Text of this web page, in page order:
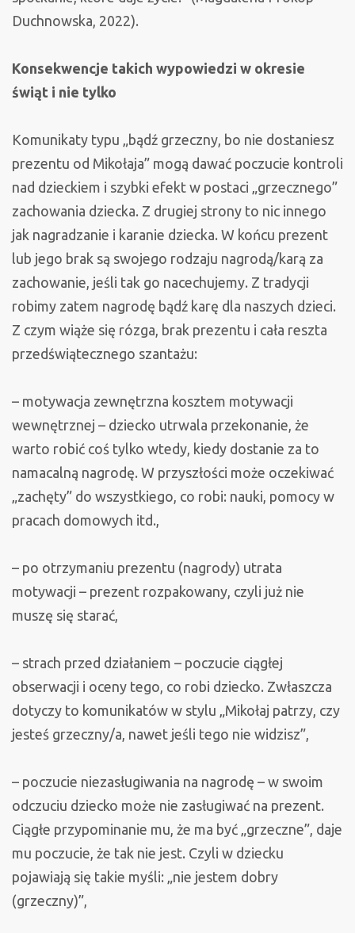
Duchnowska, 2022).
Konsekwencje takich wypowiedzi w okresie
świąt i nie tylko
Komunikaty typu „bądź grzeczny, bo nie dostaniesz
prezentu od Mikołaja” mogą dawać poczucie kontroli
nad dzieckiem i szybki efekt w postaci „grzecznego”
zachowania dziecka. Z drugiej strony to nic innego
jak nagradzanie i karanie dziecka. W końcu prezent
lub jego brak są swojego rodzaju nagrodą/karą za
zachowanie, jeśli tak go nacechujemy. Z tradycji
robimy zatem nagrodę bądź karę dla naszych dzieci.
Z czym wiąże się rózga, brak prezentu i cała reszta
przedświątecznego szantażu:
– motywacja zewnętrzna kosztem motywacji
wewnętrznej – dziecko utrwala przekonanie, że
warto robić coś tylko wtedy, kiedy dostanie za to
namacalną nagrodę. W przyszłości może oczekiwać
„zachęty” do wszystkiego, co robi: nauki, pomocy w
pracach domowych itd.,
– po otrzymaniu prezentu (nagrody) utrata
motywacji – prezent rozpakowany, czyli już nie
muszę się starać,
– strach przed działaniem – poczucie ciągłej
obserwacji i oceny tego, co robi dziecko. Zwłaszcza
dotyczy to komunikatów w stylu „Mikołaj patrzy, czy
jesteś grzeczny/a, nawet jeśli tego nie widzisz”,
– poczucie niezasługiwania na nagrodę – w swoim
odczuciu dziecko może nie zasługiwać na prezent.
Ciągłe przypominanie mu, że ma być „grzeczne”, daje
mu poczucie, że tak nie jest. Czyli w dziecku
pojawiają się takie myśli: „nie jestem dobry
(grzeczny)”,